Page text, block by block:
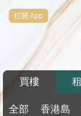
搵
樓/
打開 App
買樓
全部 香港島